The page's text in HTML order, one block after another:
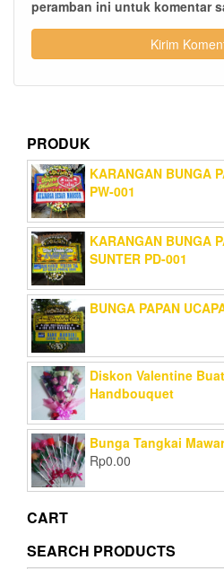
peramban ini untuk komentar
PRODUK
KARANGAN BUNGA
PW-001
KARANGAN BUNGA
SUNTER PD-001
BUNGA PAPAN
Diskon Valentine
Handbouquet
Bunga Tangkai
Rp0.00
CART
SEARCH PRODUCTS